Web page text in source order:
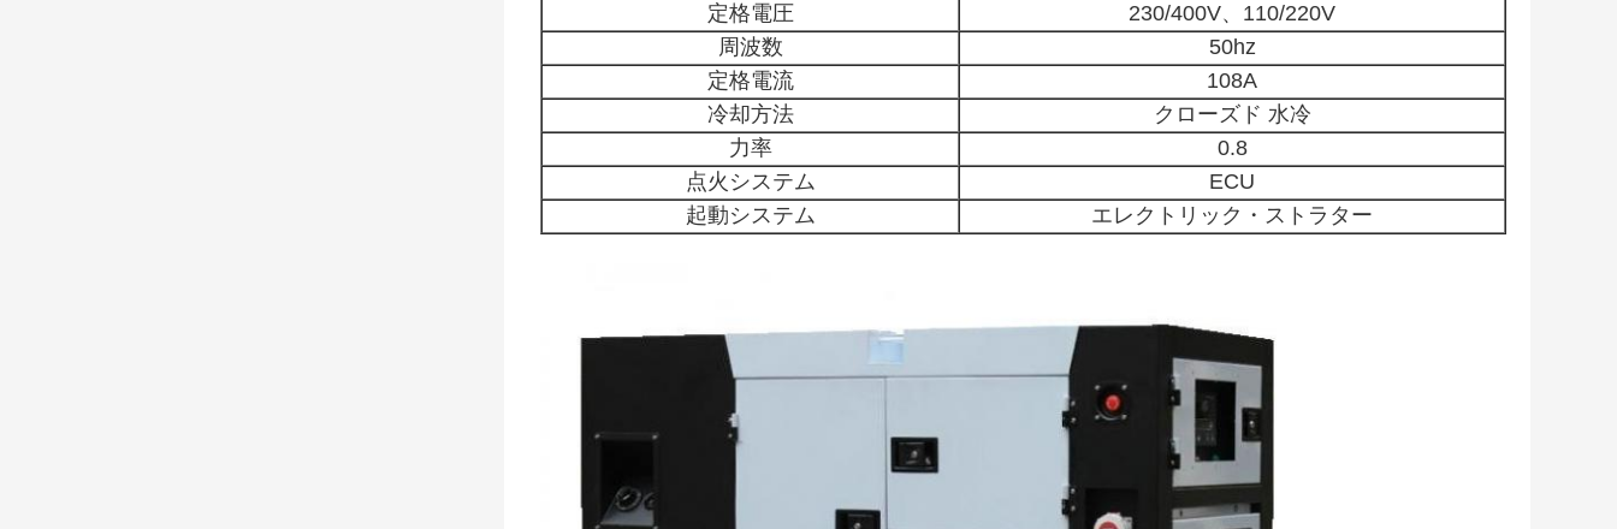
定格電圧
230/400V、110/220V
周波数
50hz
定格電流
108A
冷却方法
クローズド 水冷
力率
0.8
点火システム
ECU
起動システム
エレクトリック・ストラター